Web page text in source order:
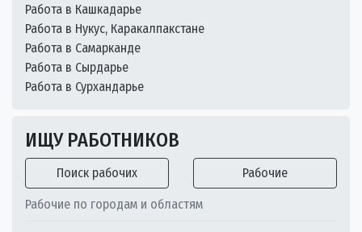
Работа в Кашкадарье
Работа в Нукус, Каракалпакстане
Работа в Самарканде
Работа в Сырдарье
Работа в Сурхандарье
ИЩУ РАБОТНИКОВ
Поиск рабочих Рабочие
Рабочие по городам и областям